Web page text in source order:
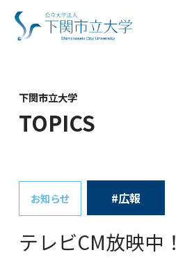
下関市立大学
TOPICS
お知らせ #広報
テレビCM放映中！